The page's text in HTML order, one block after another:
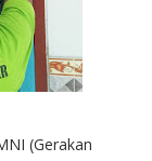
(Gerakan